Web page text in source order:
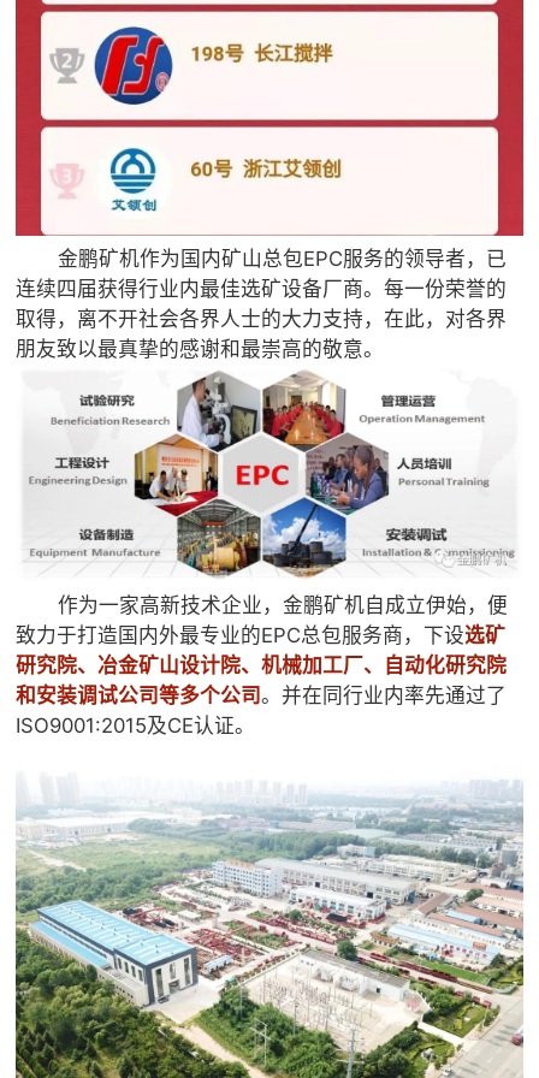
金鹏矿机作为国内矿山总包EPC服务的领导者，已
连续四届获得行业内最佳选矿设备厂商。每一份荣誉的
取得，离不开社会各界人士的大力支持，在此，对各界
朋友致以最真挚的感谢和最崇高的敬意。
作为一家高新技术企业，金鹏矿机自成立伊始，便
致力于打造国内外最专业的EPC总包服务商，下设选矿
研究院、冶金矿山设计院、机械加工厂、自动化研究院
和安装调试公司等多个公司。并在同行业内率先通过了
ISO9001:2015及CE认证。